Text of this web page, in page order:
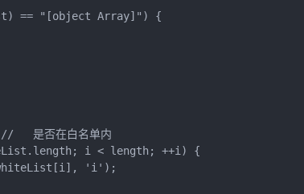
== "[object Array]") {
//   是否在白名单内
i < length; ++i) {
'i');